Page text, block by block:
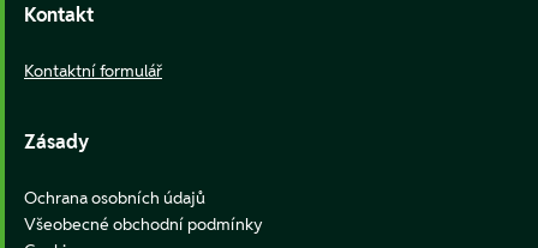
Kontakt
Kontaktní formulář
Zásady
Ochrana osobních údajů
Všeobecné obchodní podmínky